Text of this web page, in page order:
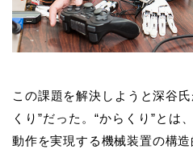
この課題を解決しようと深谷氏
くり”だった。“からくり”とは
動作を実現する機械装置の構造